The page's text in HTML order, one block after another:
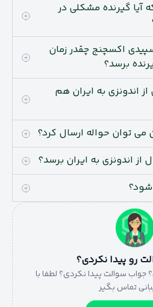
آیا گیرنده مشکلی در
اکسچنج چقدر زمان
برسد؟
اندونزی به ایران هم
می توان حواله ارسال کرد؟
اندونزی به ایران برسد؟
رو پیدا نکردی؟
جواب سوالت پیدا نکردی؟ لطفا با
تماس بگیر